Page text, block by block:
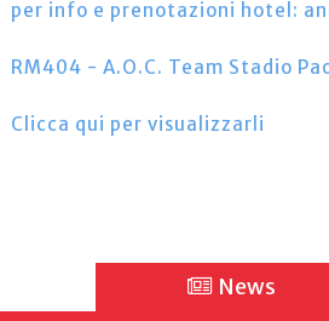
per info e prenotazioni hotel:
RM404 - A.O.C. Team Stadio
Clicca qui per visualizzarli
News